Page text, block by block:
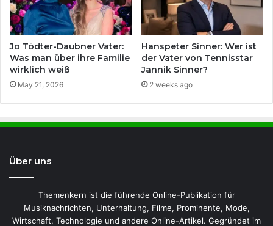
Jo Tödter-Daubner Vater:
Was man über ihre Familie
wirklich weiß
May 21, 2026
Hanspeter Sinner: Wer ist
der Vater von Tennisstar
Jannik Sinner?
2 weeks ago
Über uns
Themenkern ist die führende Online-Publikation für
Musiknachrichten, Unterhaltung, Filme, Prominente, Mode,
Wirtschaft, Technologie und andere Online-Artikel. Gegründet im